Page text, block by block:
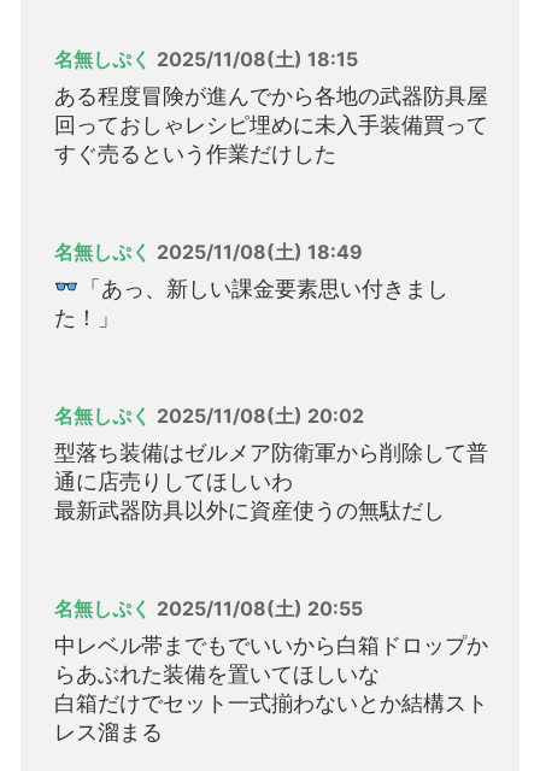
名無しぷく 2025/11/08(土) 18:15
ある程度冒険が進んでから各地の武器防具屋
回っておしゃレシピ埋めに未入手装備買って
すぐ売るという作業だけした
名無しぷく 2025/11/08(土) 18:49
「あっ、新しい課金要素思い付きまし
た！」
名無しぷく 2025/11/08(土) 20:02
型落ち装備はゼルメア防衛軍から削除して普
通に店売りしてほしいわ
最新武器防具以外に資産使うの無駄だし
名無しぷく 2025/11/08(土) 20:55
中レベル帯までもでいいから白箱ドロップか
らあぶれた装備を置いてほしいな
白箱だけでセット一式揃わないとか結構スト
レス溜まる